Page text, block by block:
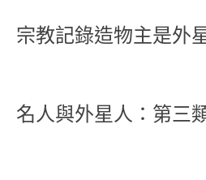
宗教記錄造物主是外
名人與外星人：第三